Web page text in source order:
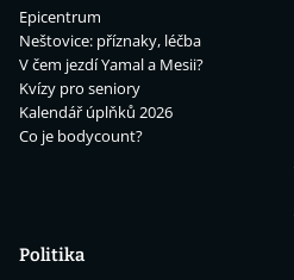
Epicentrum
Neštovice: příznaky, léčba
V čem jezdí Yamal a Mesii?
Kvízy pro seniory
Kalendář úplňků 2026
Co je bodycount?
Politika